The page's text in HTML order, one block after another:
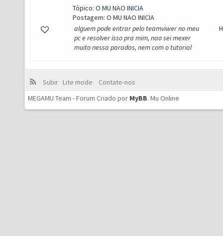
Tópico: O MU NAO INICIA
Postagem: O MU NAO INICIA
alguem pode entrar pelo teamviwer no meu
pc e resolver isso pra mim, nao sei mexer
muito nessa paradas, nem com o tutorial
Subir Lite mode
Contate-nos
MEGAMU Team - Forum Criado por MyBB. Mu Online